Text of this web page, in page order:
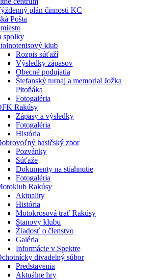
plán činnosti KC
Pošta
spolky
klub
Rozpis súťaží
Výsledky zápasov
Obecné podujatia
Štefanský turnaj a memorial Jožka
Pitoňáka
Fotogaléria
Rakúsy
Zápasy a výsledky
Fotogaléria
História
hasičský zbor
Pozvánky
Súťaže
Dokumenty na stiahnutie
Fotogaléria
Rakúsy
Aktuality
História
Motokrosová trať Rakúsy
Stanovy klubu
Žiadosť o členstvo
Galéria
Informácie v Spektre
divadelný súbor
Predstavenia
Aktuálne hry